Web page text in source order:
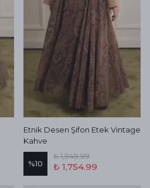
Etnik Desen Şifon Etek Vintage
Kahve
%10
₺ 1,949.99
₺ 1,754.99